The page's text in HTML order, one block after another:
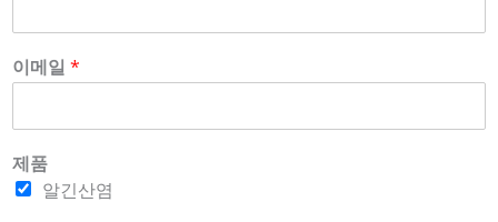
이메일 *
제품
알긴산염